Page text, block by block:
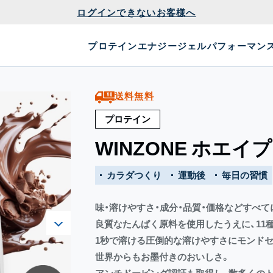
ログインできないお客様へ
プロテインエナジージェルパフォーマン
送料無料
プロテイン
WINZONE ホエイプ
カラダつくり 運動後 毎日の習慣
味・溶けやすさ・成分・品質・価格などすべ
良質なたんぱく原料を使用したうえに、11
1秒で溶ける圧倒的な溶けやすさにモンド
世界からもお墨付きのおいしさ。